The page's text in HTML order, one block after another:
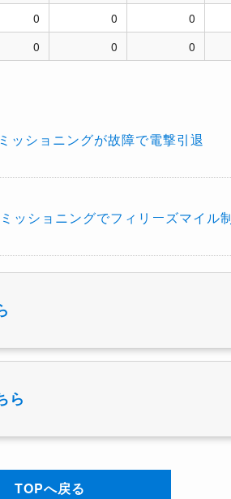
0 0
0
0 0 0
ッショニングが故障で電撃引退
ッショニングでフィリーズマイル
ら
TOPへ戻る